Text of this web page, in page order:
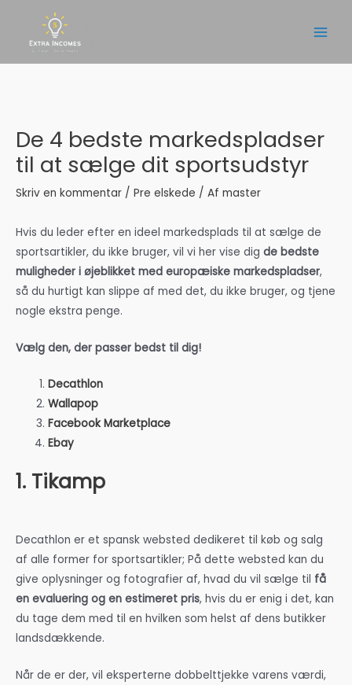
indholdet
De 4 bedste markedspladser
til at sælge dit sportsudstyr
Skriv en kommentar / Pre elskede / Af master
Hvis du leder efter en ideel markedsplads til at sælge de
sportsartikler, du ikke bruger, vil vi her vise dig de bedste
muligheder i øjeblikket med europæiske markedspladser,
så du hurtigt kan slippe af med det, du ikke bruger, og tjene
nogle ekstra penge.
Vælg den, der passer bedst til dig!
Decathlon
Wallapop
Facebook Marketplace
Ebay
1. Tikamp
Decathlon er et spansk websted dedikeret til køb og salg
af alle former for sportsartikler; På dette websted kan du
give oplysninger og fotografier af, hvad du vil sælge til få
en evaluering og en estimeret pris, hvis du er enig i det, kan
du tage dem med til en hvilken som helst af dens butikker
landsdækkende.
Når de er der, vil eksperterne dobbelttjekke varens værdi,